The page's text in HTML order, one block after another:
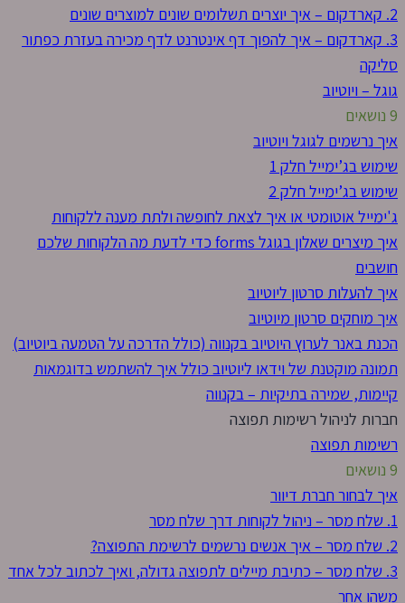
2. קארדקום – איך יוצרים תשלומים שונים למוצרים שונים
3. קארדקום – איך להפוך דף אינטרנט לדף מכירה בעזרת כפתור
סליקה
גוגל – ויוטיוב
9 נושאים
איך נרשמים לגוגל ויוטיוב
שימוש בג’ימייל חלק 1
שימוש בג’ימייל חלק 2
ג'ימייל אוטומטי או איך לצאת לחופשה ולתת מענה ללקוחות
איך מיצרים שאלון בגוגל forms כדי לדעת מה הלקוחות שלכם
חושבים
איך להעלות סרטון ליוטיוב
איך מוחקים סרטון מיוטיוב
הכנת באנר לערוץ היוטיוב בקנווה (כולל הדרכה על הטמעה ביוטיוב)
תמונה מוקטנת של וידאו ליוטיוב כולל איך להשתמש בדוגמאות
קיימות, שמירה בתיקיות – בקנווה
חברות לניהול רשימות תפוצה
רשימות תפוצה
9 נושאים
איך לבחור חברת דיוור
1. שלח מסר – ניהול לקוחות דרך שלח מסר
2. שלח מסר – איך אנשים נרשמים לרשימת התפוצה?
3. שלח מסר – כתיבת מיילים לתפוצה גדולה, ואיך לכתוב לכל אחד
משהו אחר